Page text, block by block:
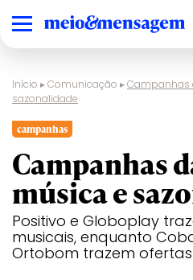
Início ▸Comunicação ▸Campanhas
sazonalidade
campanhas
Campanhas
música e
Positivo e Globoplay
musicais, enquanto
Ortobom trazem